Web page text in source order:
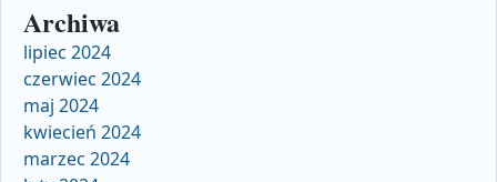
Archiwa
lipiec 2024
czerwiec 2024
maj 2024
kwiecień 2024
marzec 2024